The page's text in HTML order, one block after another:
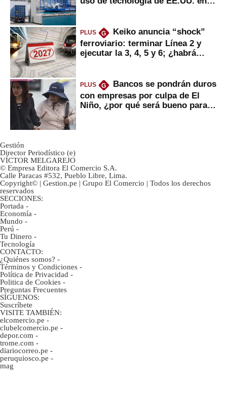
PLUS G
Keiko anuncia “shock”
ferroviario: terminar Línea 2 y
ejecutar la 3, 4, 5 y 6; ¿habrá
PLUS G
Bancos se pondrán duros
con empresas por culpa de El
Niño, ¿por qué será bueno para
Gestión
Director Periodístico (e)
VÍCTOR MELGAREJO
© Empresa Editora El Comercio S.A.
Calle Paracas #532, Pueblo Libre, Lima.
Copyright© | Gestion.pe | Grupo El Comercio | Todos los derechos
reservados
SECCIONES:
Portada -
Economía -
Mundo -
Perú -
Tu Dinero -
Tecnología
CONTACTO:
¿Quiénes somos? -
Términos y Condiciones -
Política de Privacidad -
Politica de Cookies -
Preguntas Frecuentes
SÍGUENOS:
Suscríbete
VISITE TAMBIÉN:
elcomercio.pe -
clubelcomercio.pe -
depor.com -
trome.com -
diariocorreo.pe -
peruquiosco.pe -
mag